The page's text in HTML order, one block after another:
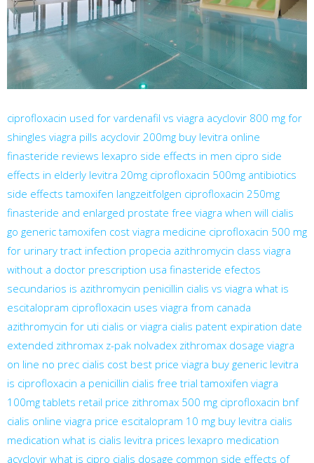
ciprofloxacin used for vardenafil vs viagra acyclovir 800 mg for
shingles viagra pills acyclovir 200mg buy levitra online
finasteride reviews lexapro side effects in men cipro side
effects in elderly levitra 20mg ciprofloxacin 500mg antibiotics
side effects tamoxifen langzeitfolgen ciprofloxacin 250mg
finasteride and enlarged prostate free viagra when will cialis
go generic tamoxifen cost viagra medicine ciprofloxacin 500 mg
for urinary tract infection propecia azithromycin class viagra
without a doctor prescription usa finasteride efectos
secundarios is azithromycin penicillin cialis vs viagra what is
escitalopram ciprofloxacin uses viagra from canada
azithromycin for uti cialis or viagra cialis patent expiration date
extended zithromax z-pak nolvadex zithromax dosage viagra
on line no prec cialis cost best price viagra buy generic levitra
is ciprofloxacin a penicillin cialis free trial tamoxifen viagra
100mg tablets retail price zithromax 500 mg ciprofloxacin bnf
cialis online viagra price escitalopram 10 mg buy levitra cialis
medication what is cialis levitra prices lexapro medication
acyclovir what is cipro cialis dosage common side effects of